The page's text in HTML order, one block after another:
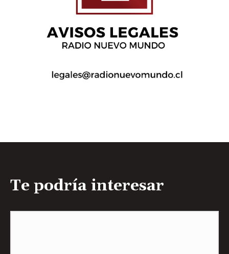
Te podría interesar